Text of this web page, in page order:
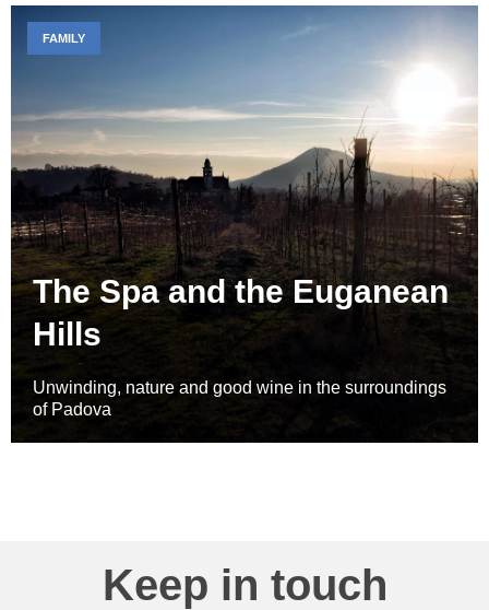
The Spa and the Euganean
Hills
Unwinding, nature and good wine in the surroundings
of Padova
FAMILY
Keep in touch